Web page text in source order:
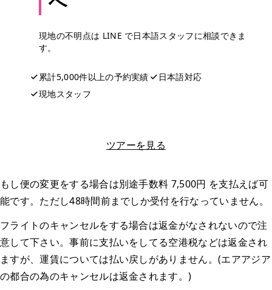
現地の不明点は LINE で日本語スタッフに相談できま
す。
累計5,000件以上の予約実績
日本語対応
現地スタッフ
ツアーを見る
もし便の変更をする場合は別途手数料 7,500円 を支払えば可
能です。ただし48時間前までしか受付を行なっていません。
フライトのキャンセルをする場合は返金がなされないので注
意して下さい。事前に支払いをしてる空港税などは返金され
ますが、運賃については払い戻しがありません。(エアアジア
の都合の為のキャンセルは返金されます。)